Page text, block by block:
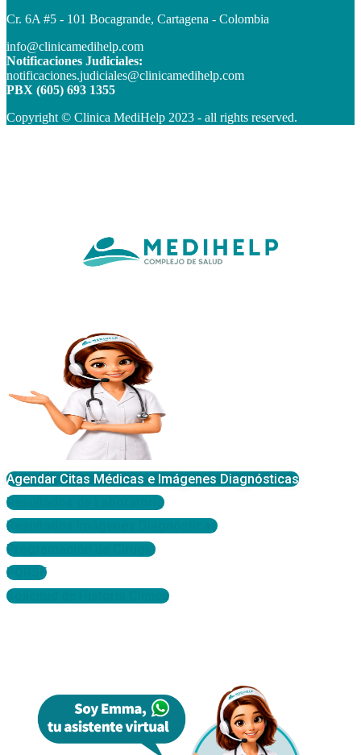
Cr. 6A #5 - 101 Bocagrande, Cartagena - Colombia
info@clinicamedihelp.com
Notificaciones Judiciales:
notificaciones.judiciales@clinicamedihelp.com
PBX (605) 693 1355
Copyright © Clinica MediHelp 2023 - all rights reserved.
Agendar Citas Médicas e Imágenes Diagnósticas
Resultados de Laboratorio
Resultados Imágenes Diagnósticas
Programación de Cirugía
PQRSF
Solicitud de Historia Clínica